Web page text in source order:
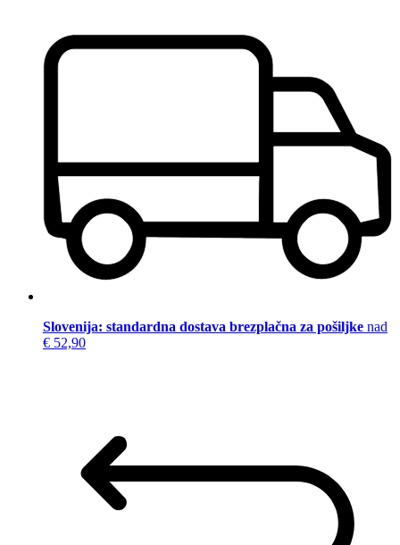
Slovenija: standardna dostava brezplačna za pošiljke nad
€ 52,90